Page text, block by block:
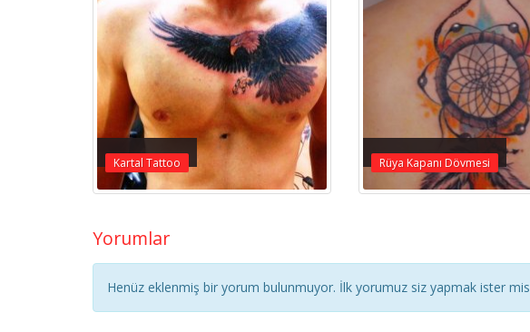
Kartal Tattoo Rüya Kapanı Dövmesi
Yorumlar
Henüz eklenmiş bir yorum bulunmuyor. İlk yorumuz siz yapmak ister